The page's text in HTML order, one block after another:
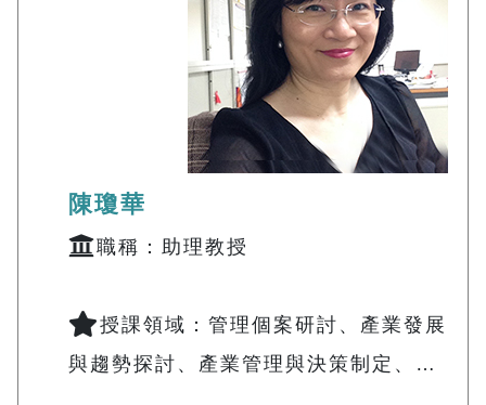
陳瓊華
職稱：助理教授
授課領域：管理個案研討、產業發展
與趨勢探討、產業管理與決策制定、…